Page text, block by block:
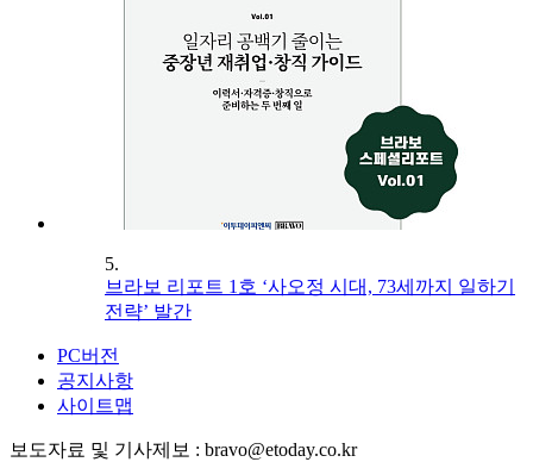
5.
브라보 리포트 1호 ‘사오정 시대, 73세까지 일하기
전략’ 발간
PC버전
공지사항
사이트맵
보도자료 및 기사제보 : bravo@etoday.co.kr